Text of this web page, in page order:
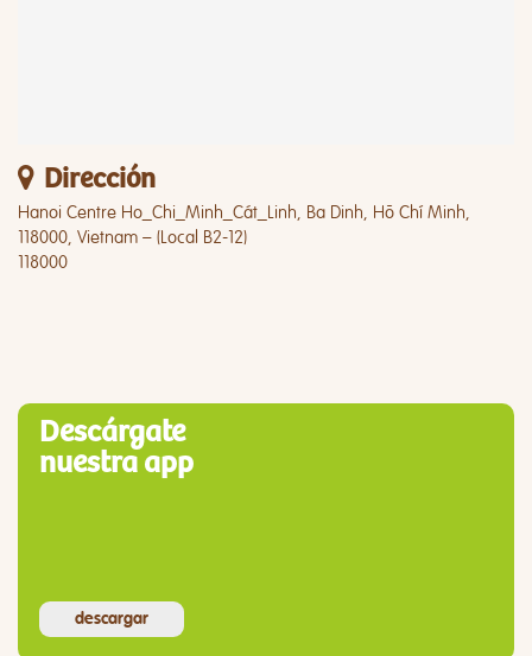
Dirección
Hanoi Centre Ho_Chi_Minh_Cát_Linh, Ba Dinh, Hõ Chí Minh,
118000, Vietnam – (Local B2-12)
118000
Descárgate
nuestra app
descargar